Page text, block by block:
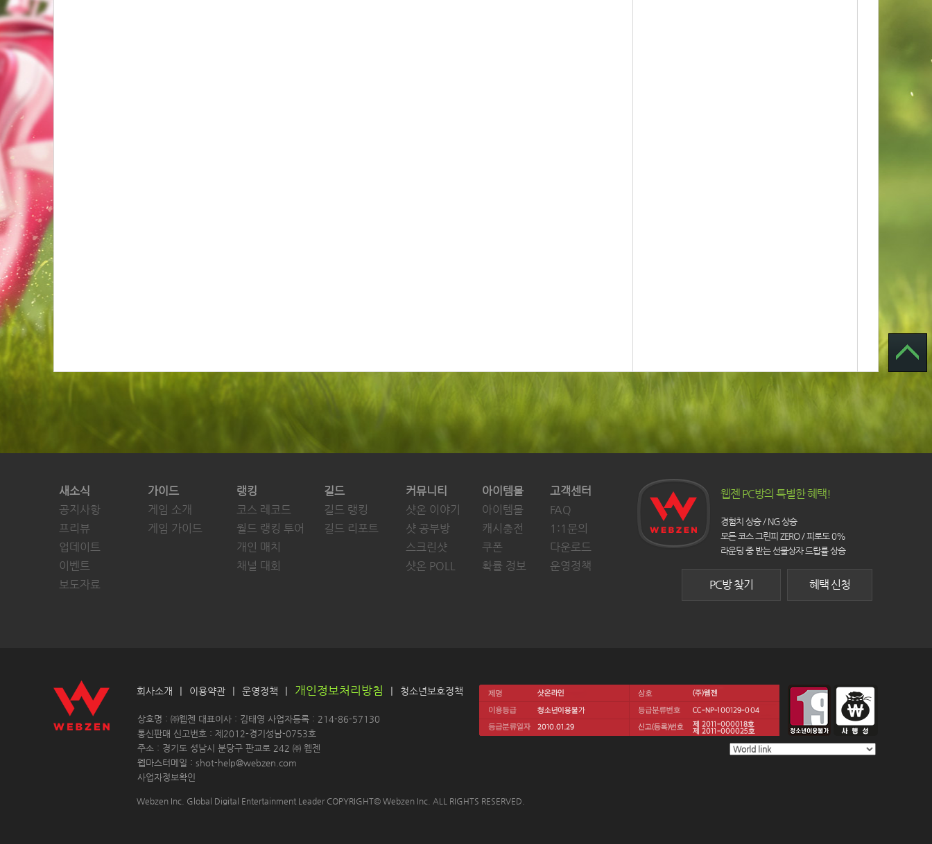
새소식
공지사항
프리뷰
업데이트
이벤트
보도자료
가이드
게임 소개
게임 가이드
랭킹
코스 레코드
월드 랭킹 투어
개인 매치
채널 대회
길드
길드 랭킹
길드 리포트
커뮤니티
샷온 이야기
샷 공부방
스크린샷
샷온 POLL
아이템몰
아이템몰
캐시충전
쿠폰
확률 정보
고객센터
FAQ
1:1문의
다운로드
운영정책
웹젠 PC방의 특별한 혜택!
경험치 상승 / NG 상승
모든 코스 그린피 ZERO / 피로도 0%
라운딩 중 받는 선물상자 드랍률 상승
혜택 신청
PC방 찾기
회사소개 | 이용약관 | 운영정책 | 개인정보처리방침 | 청소년보호정책
상호명 : ㈜웹젠 대표이사 : 김태영 사업자등록 : 214-86-57130
통신판매 신고번호 : 제2012-경기성남-0753호
주소 : 경기도 성남시 분당구 판교로 242 ㈜ 웹젠
웹마스터메일 : shot-help@webzen.com
사업자정보확인
Webzen Inc. Global Digital Entertainment Leader COPYRIGHT© Webzen Inc. ALL RIGHTS RESERVED.